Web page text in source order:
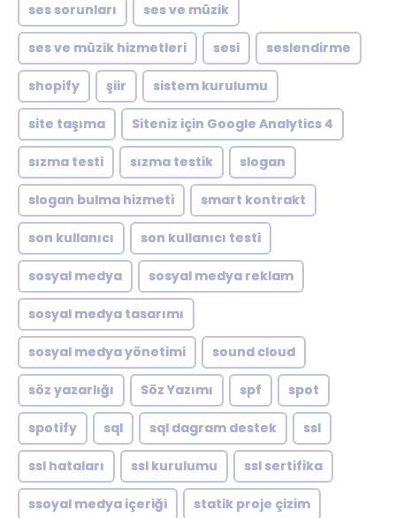
ses sorunları ses ve müzik
ses ve müzik hizmetleri sesi seslendirme
shopify şiir sistem kurulumu
site taşıma Siteniz için Google Analytics 4
sızma testi sızma testik slogan
slogan bulma hizmeti smart kontrakt
son kullanıcı son kullanıcı testi
sosyal medya sosyal medya reklam
sosyal medya tasarımı
sosyal medya yönetimi sound cloud
söz yazarlığı Söz Yazımı spf spot
spotify sql sql dagram destek ssl
ssl hataları ssl kurulumu ssl sertifika
ssoyal medya içeriği statik proje çizim